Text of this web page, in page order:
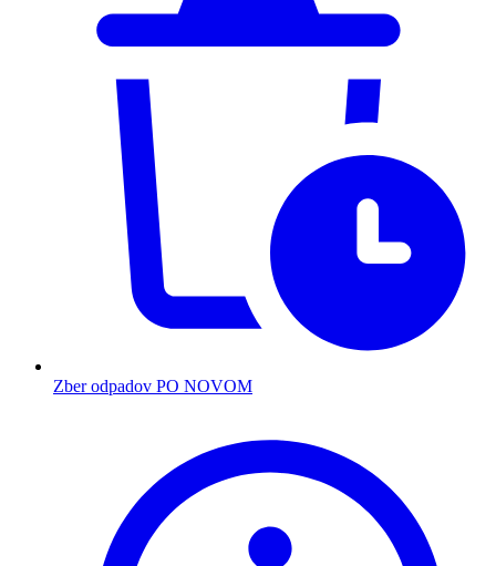
Zber odpadov PO NOVOM